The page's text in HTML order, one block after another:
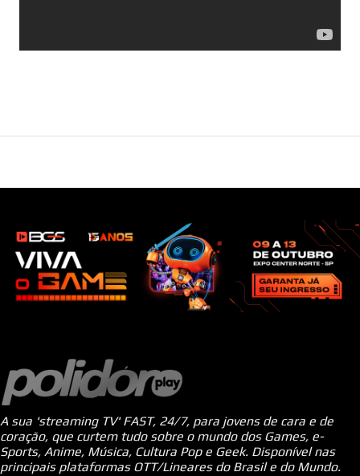
A sua 'streaming TV' FAST, 24/7, para jovens de cara e de
coração, que curtem tudo sobre o mundo dos Games, e-
Sports, Anime, Música, Cultura Pop e Geek. Disponível nas
principais plataformas OTT/Lineares do Brasil e do Mundo.